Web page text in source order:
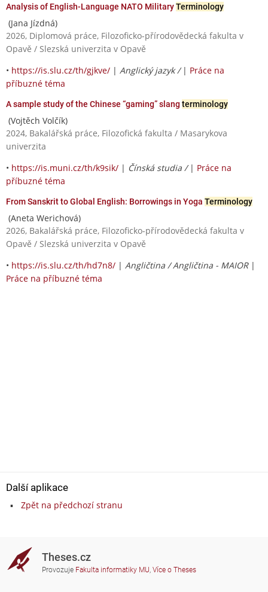
Analysis of English-Language NATO MilitaryTerminology
(Jana Jízdná)
2026, Diplomová práce, Filozoficko-přírodovědecká fakulta v
Opavě / Slezská univerzita v Opavě
• https://is.slu.cz/th/gjkve/ | Anglický jazyk / | Práce na
příbuzné téma
A sample study of the Chinese “gaming” slang terminology
(Vojtěch Volčík)
2024, Bakalářská práce, Filozofická fakulta / Masarykova
univerzita
• https://is.muni.cz/th/k9sik/ | Čínská studia / | Práce na
příbuzné téma
From Sanskrit to Global English: Borrowings in Yoga Terminology
(Aneta Werichová)
2026, Bakalářská práce, Filozoficko-přírodovědecká fakulta v
Opavě / Slezská univerzita v Opavě
• https://is.slu.cz/th/hd7n8/ | Angličtina / Angličtina - MAIOR|
Práce na příbuzné téma
Další aplikace
Zpět na předchozí stranu
Theses.cz
Provozuje Fakulta informatiky MU, Více o Theses